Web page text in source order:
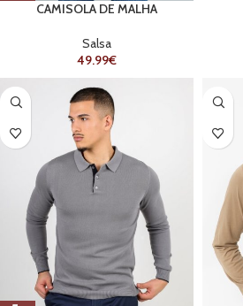
CAMISOLA DE MALHA
Salsa
49.99€